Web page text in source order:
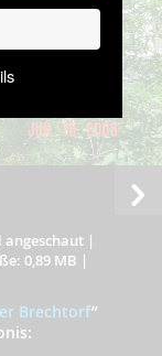
angeschaut|
0,89 MB |
Brechtorf”